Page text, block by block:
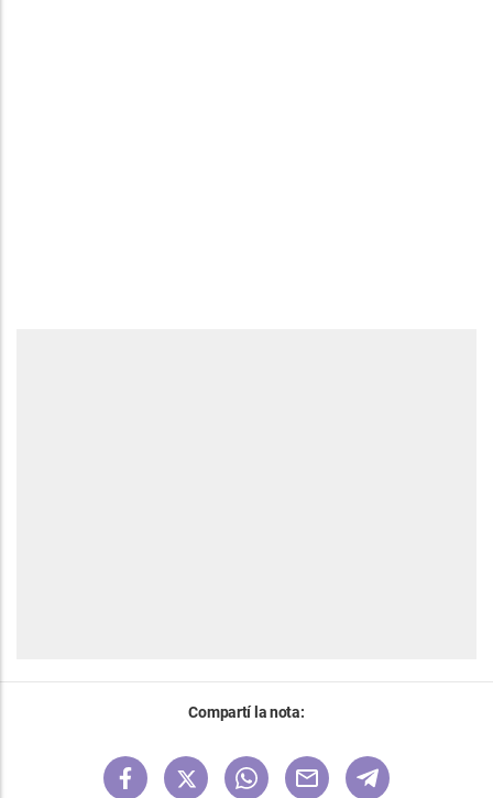
Compartí la nota: